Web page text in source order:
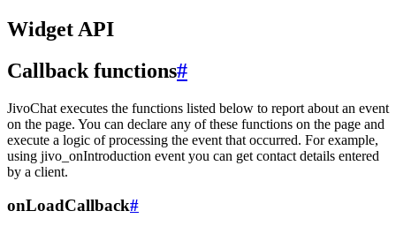
Widget API
Callback functions#
JivoChat executes the functions listed below to report about an event
on the page. You can declare any of these functions on the page and
execute a logic of processing the event that occurred. For example,
using jivo_onIntroduction event you can get contact details entered
by a client.
onLoadCallback#